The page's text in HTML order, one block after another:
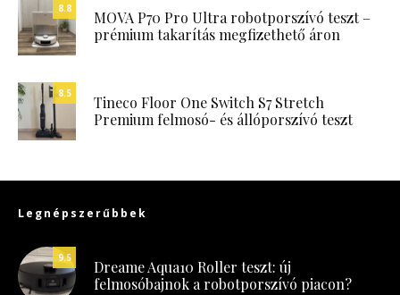
8.8
MOVA P70 Pro Ultra robotporszívó teszt –
prémium takarítás megfizethető áron
8.5
Tineco Floor One Switch S7 Stretch
Premium felmosó- és állóporszívó teszt
Legnépszerűbbek
9.5
Dreame Aqua10 Roller teszt: új
felmosóbajnok a robotporszívó piacon?